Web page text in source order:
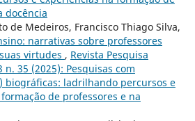
docência
de Medeiros, Francisco Thiago Silva,
narrativas sobre professores
virtudes , Revista Pesquisa
n. 35 (2025): Pesquisas com
biográficas: ladrilhando percursos e
de professores e na